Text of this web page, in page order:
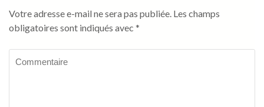
Votre adresse e-mail ne sera pas publiée. Les champs
obligatoires sont indiqués avec *